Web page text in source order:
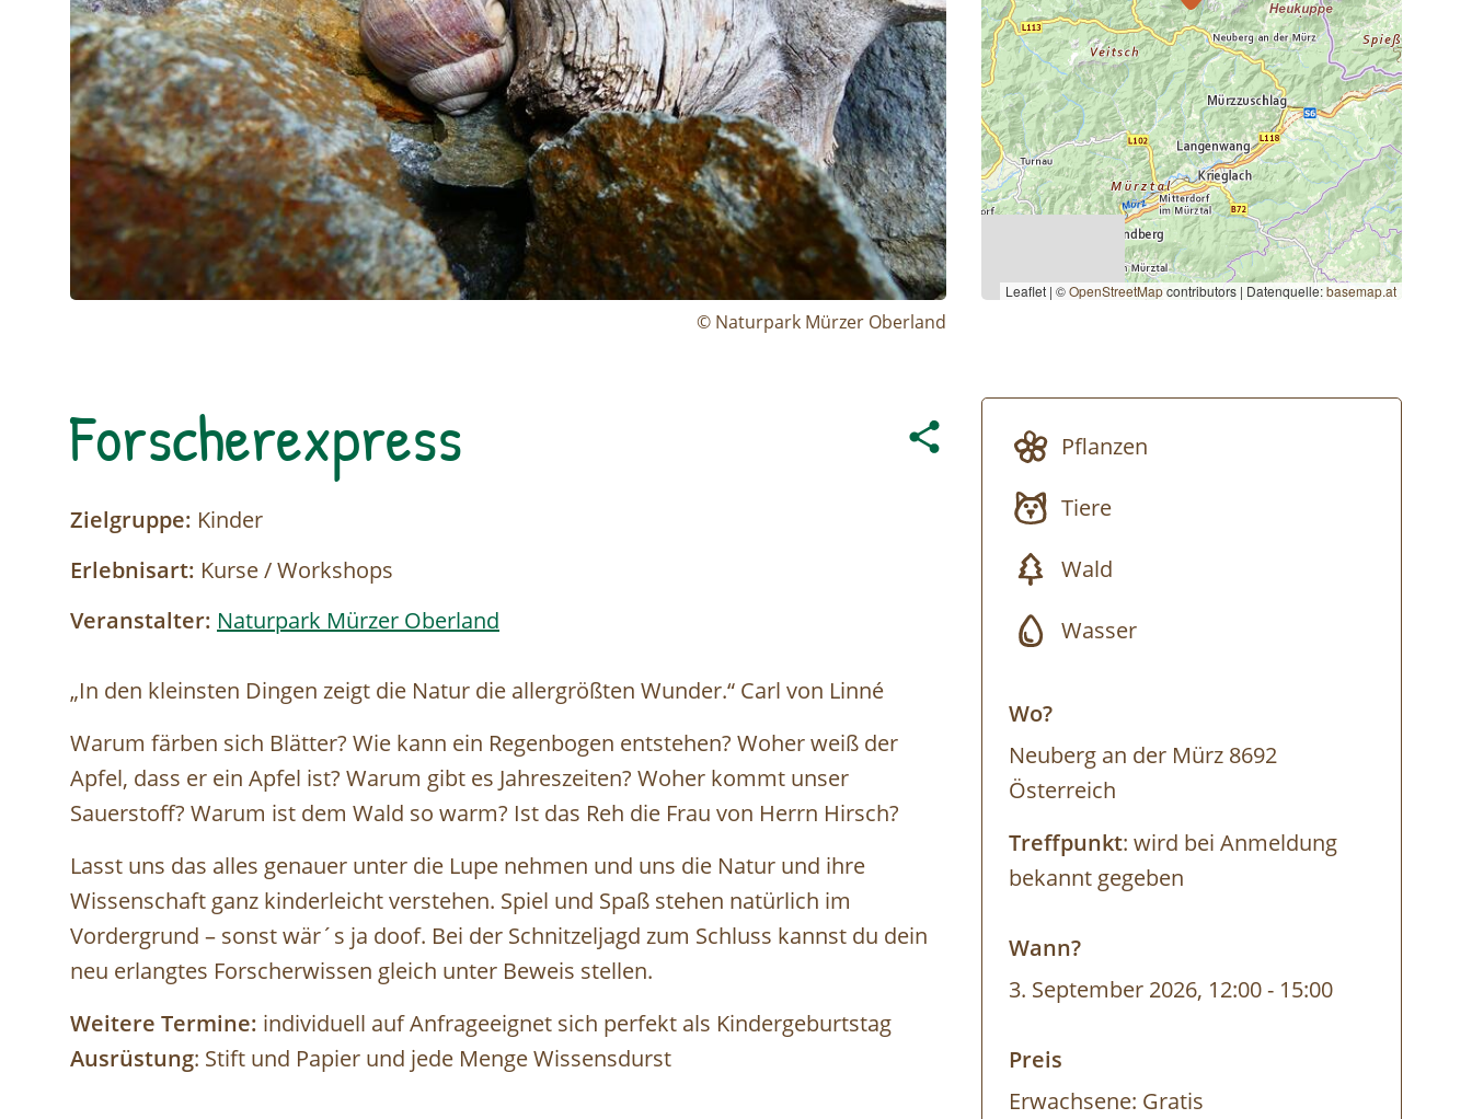
© Naturpark Mürzer Oberland
Leaflet | ©OpenStreetMapcontributors | Datenquelle:basemap.at
Forscherexpress
Zielgruppe: Kinder
Erlebnisart: Kurse / Workshops
Veranstalter: Naturpark Mürzer Oberland
„In den kleinsten Dingen zeigt die Natur die allergrößten Wunder.“ Carl von Linné
Warum färben sich Blätter? Wie kann ein Regenbogen entstehen? Woher weiß der
Apfel, dass er ein Apfel ist? Warum gibt es Jahreszeiten? Woher kommt unser
Sauerstoff? Warum ist dem Wald so warm? Ist das Reh die Frau von Herrn Hirsch?
Lasst uns das alles genauer unter die Lupe nehmen und uns die Natur und ihre
Wissenschaft ganz kinderleicht verstehen. Spiel und Spaß stehen natürlich im
Vordergrund – sonst wär´s ja doof. Bei der Schnitzeljagd zum Schluss kannst du dein
neu erlangtes Forscherwissen gleich unter Beweis stellen.
Weitere Termine: individuell auf Anfrageeignet sich perfekt als Kindergeburtstag
Ausrüstung: Stift und Papier und jede Menge Wissensdurst
Pflanzen
Tiere
Wald
Wasser
Wo?
Neuberg an der Mürz 8692
Österreich
Treffpunkt: wird bei Anmeldung
bekannt gegeben
Wann?
3. September 2026, 12:00- 15:00
Preis
Erwachsene: Gratis